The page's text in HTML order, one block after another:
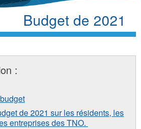
Budget de 2021
:
de 2021 sur les résidents, les
entreprises des TNO.